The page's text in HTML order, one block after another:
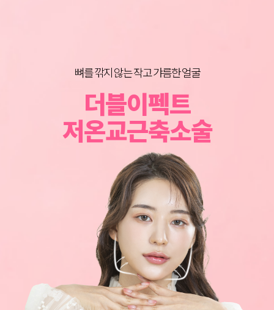
뼈를 깎지 않는 작고 갸름한 얼굴
더블이펙트
저온교근축소술
그림성형외과 노하우로 되살아나는 얼굴라인
심부볼지방제거
너만 몰랐던 턱살 리프팅 꿀팁
턱살지방흡입
어느 각도로 봐도 가장 예쁜 턱라인
이중턱지방흡입
BEFORE & AFTER
이동진 원장의
SOLUTION